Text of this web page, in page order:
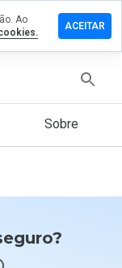
Sobre
Ao
ACEITAR